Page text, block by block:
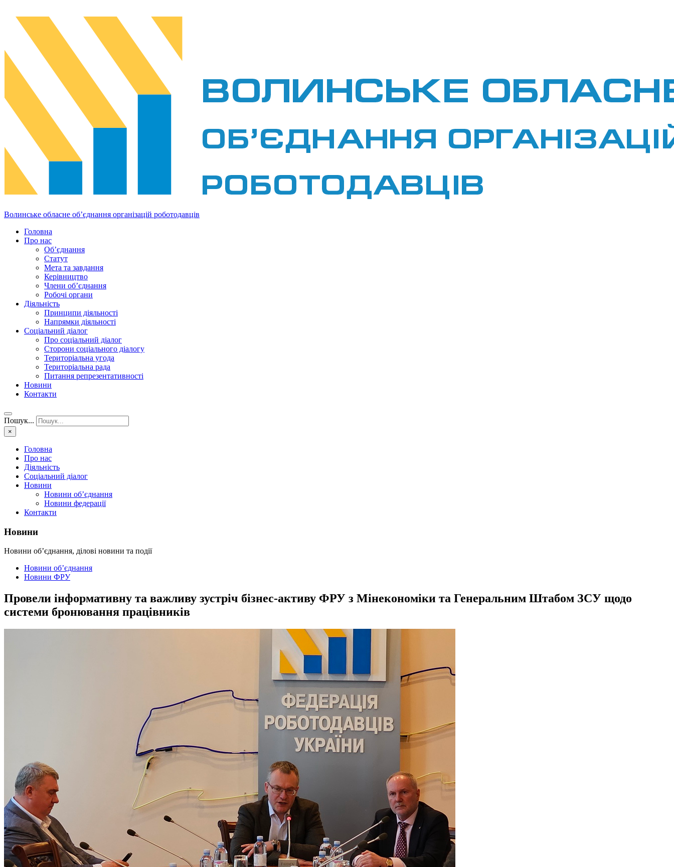
Волинське обласне об’єднання організацій роботодавців
Головна
Про нас
Об’єднання
Статут
Мета та завдання
Керівництво
Члени об’єднання
Робочі органи
Діяльність
Принципи діяльності
Напрямки діяльності
Соціальний діалог
Про соціальний діалог
Сторони соціального діалогу
Територіальна угода
Територіальна рада
Питання репрезентативності
Новини
Контакти
Пошук...
×
Головна
Про нас
Діяльність
Соціальний діалог
Новини
Новини об’єднання
Новини федерації
Контакти
Новини
Новини об’єднання, ділові новини та події
Новини об’єднання
Новини ФРУ
Провели інформативну та важливу зустріч бізнес-активу ФРУ з Мінекономіки та Генеральним Штабом ЗСУ щодо
системи бронювання працівників